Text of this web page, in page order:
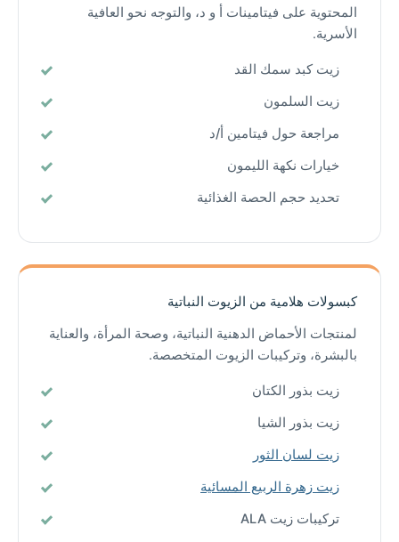
المحتوية على فيتامينات أ و د، والتوجه نحو العافية
الأسرية.
زيت كبد سمك القد
زيت السلمون
مراجعة حول فيتامين أ/د
خيارات نكهة الليمون
تحديد حجم الحصة الغذائية
كبسولات هلامية من الزيوت النباتية
لمنتجات الأحماض الدهنية النباتية، وصحة المرأة، والعناية
بالبشرة، وتركيبات الزيوت المتخصصة.
زيت بذور الكتان
زيت بذور الشيا
زيت لسان الثور
زيت زهرة الربيع المسائية
تركيبات زيت ALA